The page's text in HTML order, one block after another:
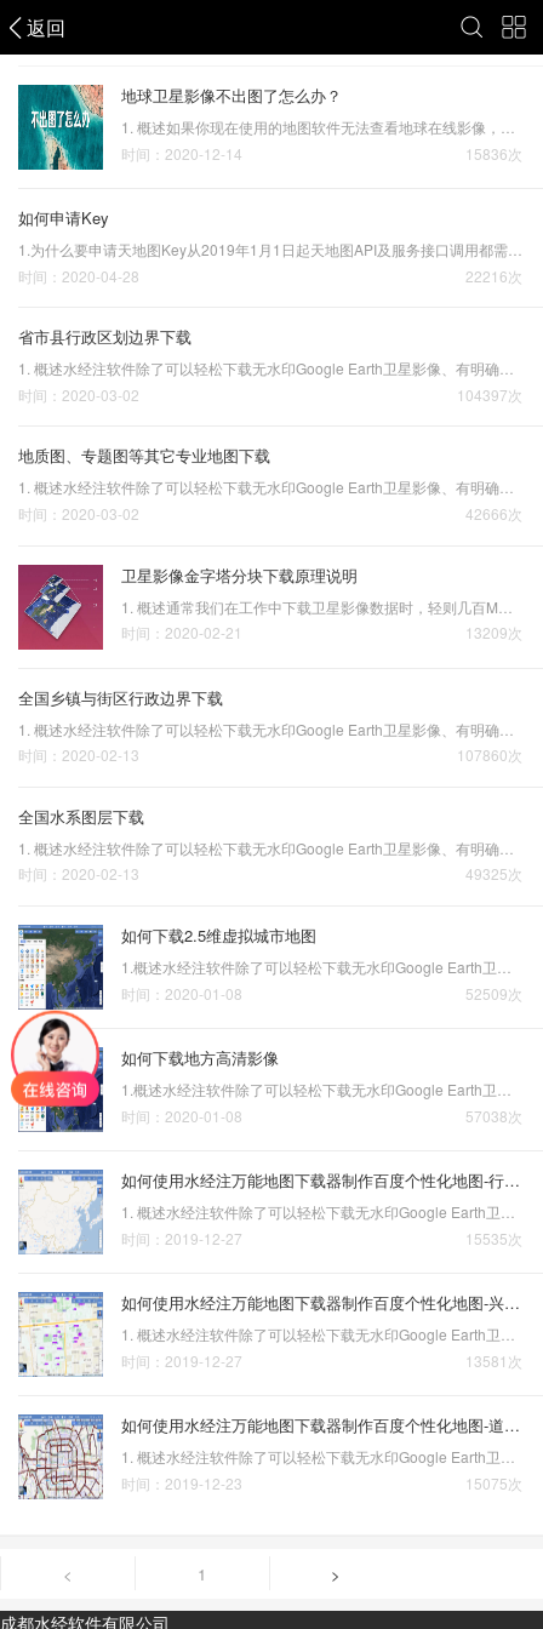
返回
万能地图下载器X3
地球卫星影像不出图了怎么办？
15836次
时间：2020-12-14
如何申请Key
22216次
时间：2020-04-28
省市县行政区划边界下载
104397次
时间：2020-03-02
地质图、专题图等其它专业地图下载
42666次
时间：2020-03-02
卫星影像金字塔分块下载原理说明
13209次
时间：2020-02-21
全国乡镇与街区行政边界下载
107860次
时间：2020-02-13
全国水系图层下载
49325次
时间：2020-02-13
如何下载2.5维虚拟城市地图
52509次
时间：2020-01-08
如何下载地方高清影像
57038次
时间：2020-01-08
如何使用水经注万能地图下载器制作百度个性化地图-行政边界篇
15535次
时间：2019-12-27
如何使用水经注万能地图下载器制作百度个性化地图-兴趣点篇
13581次
时间：2019-12-27
如何使用水经注万能地图下载器制作百度个性化地图-道路篇
15075次
时间：2019-12-23
< 1 >
成都水经软件有限公司